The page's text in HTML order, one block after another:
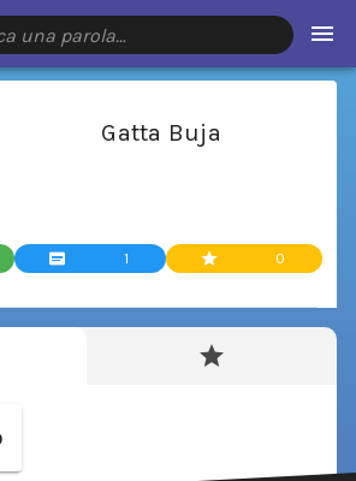
una parola…
Gatta Buja
1 0